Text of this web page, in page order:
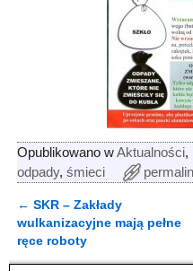
Opublikowano w Aktualności,
odpady, śmieci
Nawigacja
← SKR – Zakłady
wulkanizacyjne mają pełne
ręce roboty